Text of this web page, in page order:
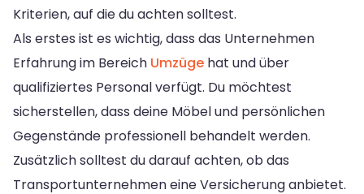
Kriterien, auf die du achten solltest.
Als erstes ist es wichtig, dass das Unternehmen
Erfahrung im Bereich Umzüge hat und über
qualifiziertes Personal verfügt. Du möchtest
sicherstellen, dass deine Möbel und persönlichen
Gegenstände professionell behandelt werden.
Zusätzlich solltest du darauf achten, ob das
Transportunternehmen eine Versicherung anbietet.